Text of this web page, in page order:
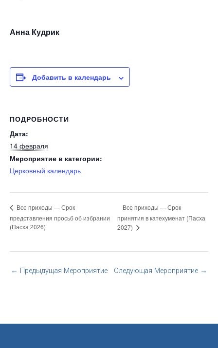
Анна Кудрик
Добавить в календарь
ПОДРОБНОСТИ
Дата:
14 февраля
Мероприятие в категории:
Церковный календарь
Все приходы — Срок
представления просьб об избрании
(Пасха 2026)
Все приходы — Срок
принятия в катехуменат (Пасха
2027)
← Предыдущая Мероприятие Следующая Мероприятие →